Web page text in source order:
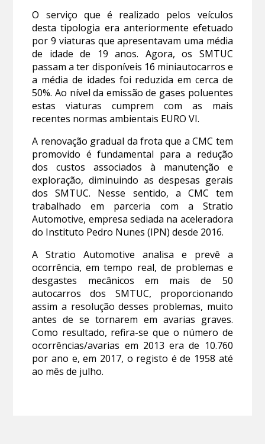
O serviço que é realizado pelos veículos
desta tipologia era anteriormente efetuado
por 9 viaturas que apresentavam uma média
de idade de 19 anos. Agora, os SMTUC
passam a ter disponíveis 16 miniautocarros e
a média de idades foi reduzida em cerca de
50%. Ao nível da emissão de gases poluentes
estas viaturas cumprem com as mais
recentes normas ambientais EURO VI.
A renovação gradual da frota que a CMC tem
promovido é fundamental para a redução
dos custos associados à manutenção e
exploração, diminuindo as despesas gerais
dos SMTUC. Nesse sentido, a CMC tem
trabalhado em parceria com a Stratio
Automotive, empresa sediada na aceleradora
do Instituto Pedro Nunes (IPN) desde 2016.
A Stratio Automotive analisa e prevê a
ocorrência, em tempo real, de problemas e
desgastes mecânicos em mais de 50
autocarros dos SMTUC, proporcionando
assim a resolução desses problemas, muito
antes de se tornarem em avarias graves.
Como resultado, refira-se que o número de
ocorrências/avarias em 2013 era de 10.760
por ano e, em 2017, o registo é de 1958 até
ao mês de julho.